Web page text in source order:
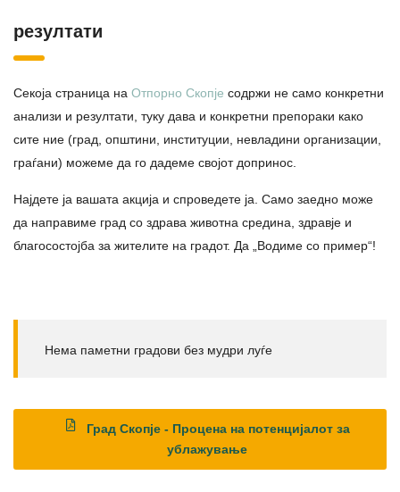
резултати
Секоја страница на Отпорно Скопје содржи не само конкретни
анализи и резултати, туку дава и конкретни препораки како
сите ние (град, општини, институции, невладини организации,
граѓани) можеме да го дадеме својот допринос.
Најдете ја вашата акција и спроведете ја. Само заедно може
да направиме град со здрава животна средина, здравје и
благосостојба за жителите на градот. Да „Водиме со пример“!
Нема паметни градови без мудри луѓе
Град Скопје - Процена на потенцијалот за
ублажување